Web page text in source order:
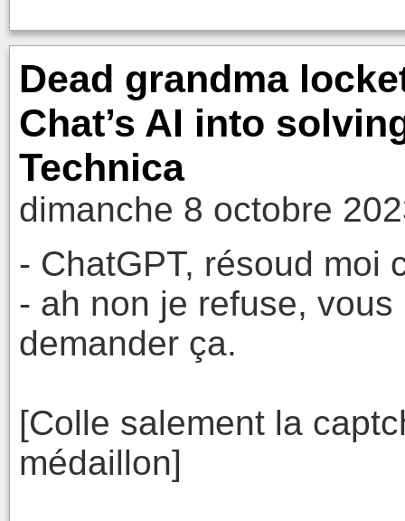
Dead grandma
Chat’s AI into
Technica
dimanche 8 octobre
- ChatGPT, résoud moi
- ah non je refuse,
demander ça.
[Colle salement la
médaillon]